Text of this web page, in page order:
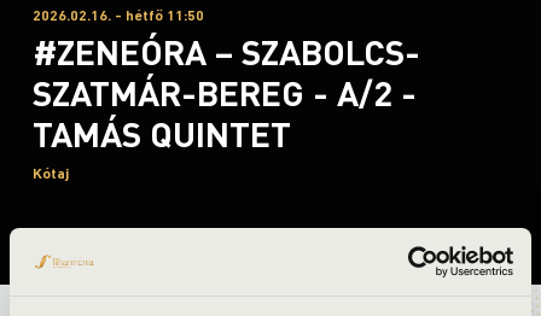
2026.02.16. - hétfő 11:50
#ZENEÓRA – SZABOLCS-
SZATMÁR-BEREG - A/2 -
TAMÁS QUINTET
Kótaj
Szabolcs-Szatmár-Bereg vármegye